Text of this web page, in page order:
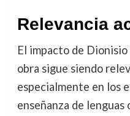
Relevancia
El impacto de
obra sigue siendo
especialmente en los
enseñanza de